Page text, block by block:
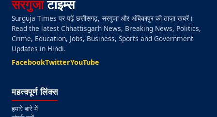
सरगुजाटाइम्स
Surguja Times पर पढ़ें छत्तीसगढ़, सरगुजा और अंबिकापुर की ताज़ा खबरें।
Read the latest Chhattisgarh News, Breaking News, Politics,
Crime, Education, Jobs, Business, Sports and Government
Updates in Hindi.
FacebookTwitterYouTube
महत्वपूर्ण लिंक्स
हमारे बारे में